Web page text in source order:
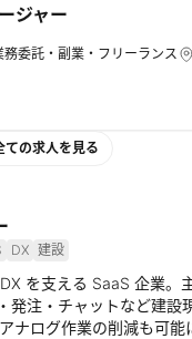
ジャー
委託・副業・フリーランス
ての求人を見る
DX 建設
を支える SaaS 企業。
発注・チャットなど建設
ナログ作業の削減も可